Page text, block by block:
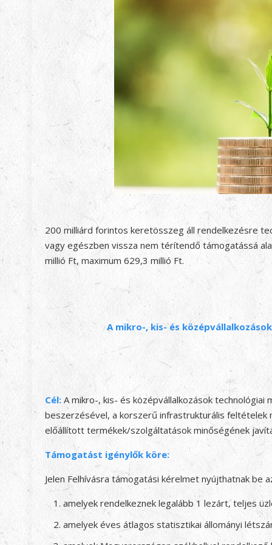
200 milliárd forintos keretösszeg áll rendelkezésre
vagy egészben vissza nem térítendő támogatássá
millió Ft, maximum 629,3 millió Ft.
A mikro-, kis- és
Cél: A mikro-, kis- és középvállalkozások
beszerzésével, a korszerű infrastrukturális
előállított termékek/szolgáltatások minőségének
Támogatást igénylők köre:
Jelen Felhívásra támogatási kérelmet nyújthatnak be
amelyek rendelkeznek legalább 1 lezárt, teljes
amelyek éves átlagos statisztikai állományi